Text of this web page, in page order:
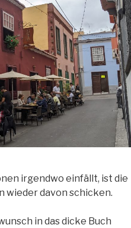
irgendwo einfällt, ist die
wieder davon schicken.
in das dicke Buch